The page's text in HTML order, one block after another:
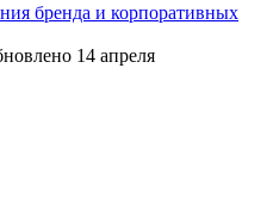
бренда и корпоративных
14 апреля